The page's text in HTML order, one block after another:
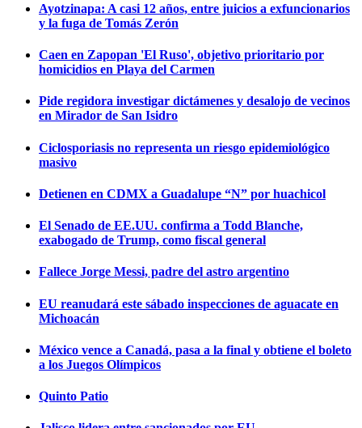
Ayotzinapa: A casi 12 años, entre juicios a exfuncionarios
y la fuga de Tomás Zerón
Caen en Zapopan 'El Ruso', objetivo prioritario por
homicidios en Playa del Carmen
Pide regidora investigar dictámenes y desalojo de vecinos
en Mirador de San Isidro
Ciclosporiasis no representa un riesgo epidemiológico
masivo
Detienen en CDMX a Guadalupe “N” por huachicol
El Senado de EE.UU. confirma a Todd Blanche,
exabogado de Trump, como fiscal general
Fallece Jorge Messi, padre del astro argentino
EU reanudará este sábado inspecciones de aguacate en
Michoacán
México vence a Canadá, pasa a la final y obtiene el boleto
a los Juegos Olímpicos
Quinto Patio